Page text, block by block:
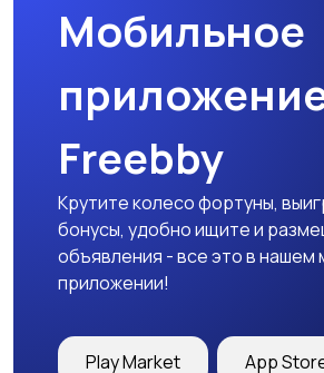
Мобильное
Freebby
Крутите колесо фортуны,
бонусы, удобно ищите и
объявления - все это в нашем
приложении!
Play Market App